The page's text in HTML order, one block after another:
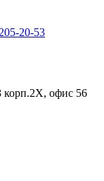
20-53
корп.2X, офис 56